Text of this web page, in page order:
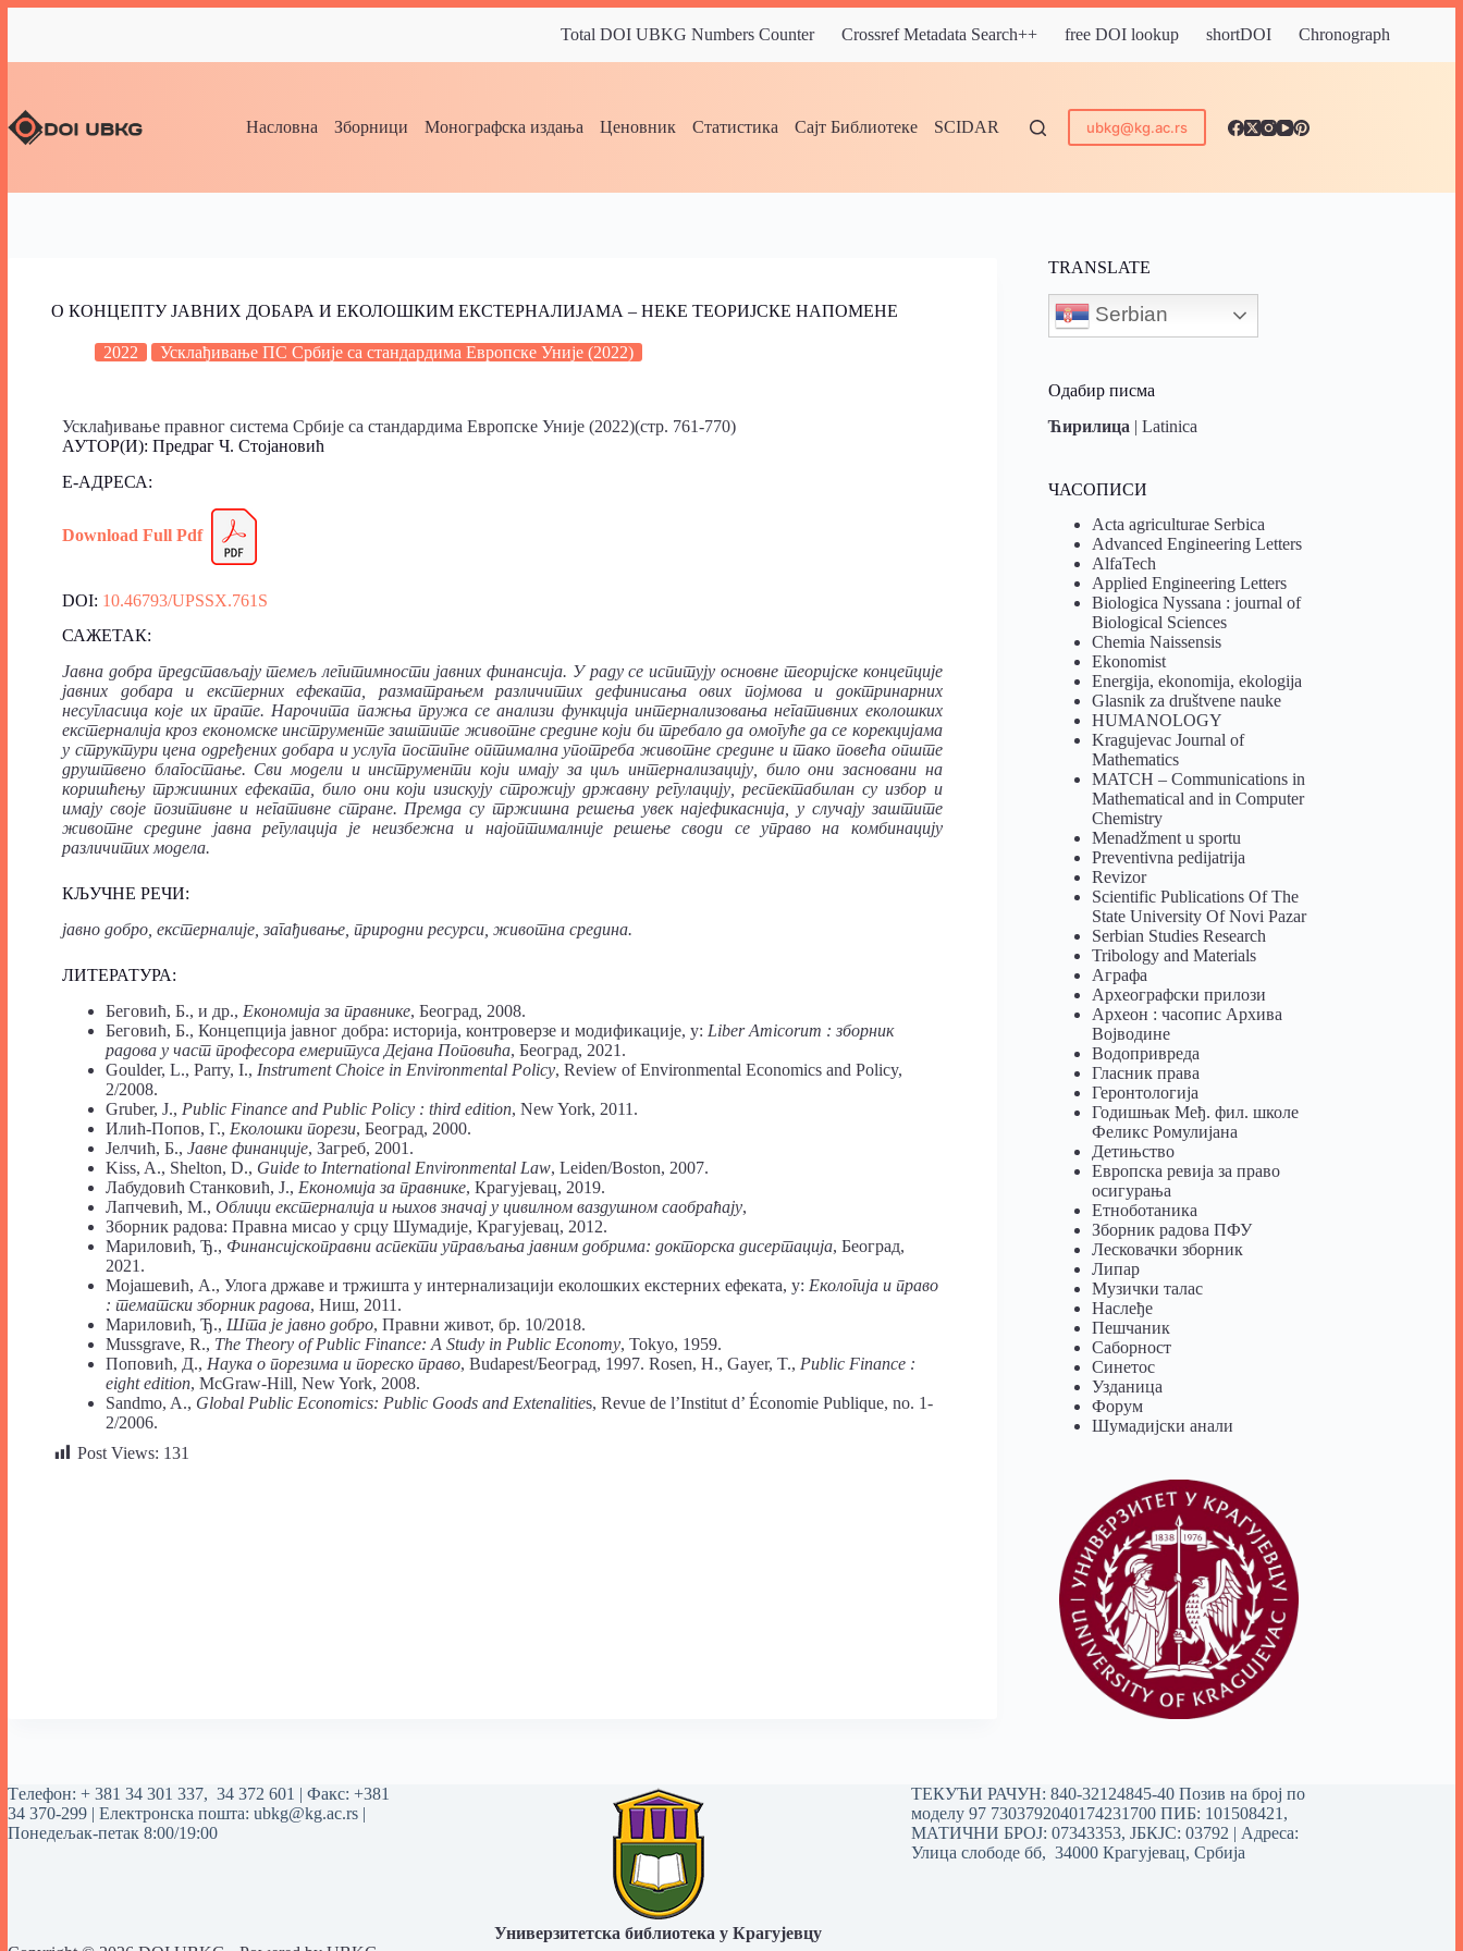
Total DOI UBKG Numbers Counter Crossref Metadata Search++ free DOI lookup shortDOI Chronograph
Насловна Зборници Монографска издања Ценовник Статистика Сајт Библиотеке SCIDAR ubkg@kg.ac.rs
О КОНЦЕПТУ ЈАВНИХ ДОБАРА И ЕКОЛОШКИМ ЕКСТЕРНАЛИЈАМА – НЕКЕ ТЕОРИЈСКЕ НАПОМЕНЕ
2022 Усклађивање ПС Србије са стандардима Европске Уније (2022)
Усклађивање правног система Србије са стандардима Европске Уније (2022)(стр. 761-770)
АУТОР(И): Предраг Ч. Стојановић
Е-АДРЕСА:
Download Full Pdf
DOI: 10.46793/UPSSX.761S
САЖЕТАК:
Јавна добра представљају темељ легитимности јавних финансија. У раду се испитују основне теоријске концепције
јавних добара и екстерних ефеката, разматрањем различитих дефинисања ових појмова и доктринарних
несугласица које их прате. Нарочита пажња пружа се анализи функција интернализовања негативних еколошких
екстерналија кроз економске инструменте заштите животне средине који би требало да омогуће да се корекцијама
у структури цена одређених добара и услуга постигне оптимална употреба животне средине и тако повећа опште
друштвено благостање. Сви модели и инструменти који имају за циљ интернализацију, било они засновани на
коришћењу тржишних ефеката, било они који изискују строжију државну регулацију, респектабилан су избор и
имају своје позитивне и негативне стране. Премда су тржишна решења увек најефикаснија, у случају заштите
животне средине јавна регулација је неизбежна и најоптималније решење своди се управо на комбинацију
различитих модела.
КЉУЧНЕ РЕЧИ:
јавно добро, екстерналије, загађивање, природни ресурси, животна средина.
ЛИТЕРАТУРА:
Беговић, Б., и др., Економија за правнике, Београд, 2008.
Беговић, Б., Концепција јавног добра: историја, контроверзе и модификације, у: LiberAmicorum : зборник
радова у част професора емеритуса Дејана Поповића, Београд, 2021.
Goulder, L., Parry, I., Instrument Choice in Environmental Policy, Review of Environmental Economics and Policy,
2/2008.
Gruber, J., Public Finance and Public Policy : third edition, New York, 2011.
Илић-Попов, Г., Еколошки порези, Београд, 2000.
Јелчић, Б., Јавне финанције, Загреб, 2001.
Kiss, A., Shelton, D., Guide to International Environmental Law, Leiden/Boston, 2007.
Лабудовић Станковић, Ј., Економија за правнике, Крагујевац, 2019.
Лапчевић, М., Облици екстерналија и њихов значај у цивилном ваздушном саобраћају,
Зборник радова: Правна мисао у срцу Шумадије, Крагујевац, 2012.
Мариловић, Ђ., Финансијскоправни аспекти управљања јавним добрима: докторска дисертација, Београд,
2021.
Мојашевић, А., Улога државе и тржишта у интернализацији еколошких екстерних ефеката, у: Екологија и право
: тематски зборник радова, Ниш, 2011.
Мариловић, Ђ., Шта је јавно добро, Правни живот, бр. 10/2018.
Mussgrave, R., The Theory of Public Finance: A Study in Public Economy, Tokyo, 1959.
Поповић, Д., Наука о порезима и пореско право, Budapest/Београд, 1997. Rosen, H., Gayer, T., Public Finance :
eight edition, McGraw-Hill, New York, 2008.
Sandmo, A., Global Public Economics: Public Goods and Extenalities, Revue de l’Institut d’ Économie Publique, no. 1-
2/2006.
Post Views: 131
TRANSLATE
Serbian
Одабир писма
Ћирилица |Latinica
ЧАСОПИСИ
Acta agriculturae Serbica
Advanced Engineering Letters
AlfaTech
Applied Engineering Letters
Biologica Nyssana : journal of
Biological Sciences
Chemia Naissensis
Ekonomist
Energija, ekonomija, ekologija
Glasnik za društvene nauke
HUMANOLOGY
Kragujevac Journal of
Mathematics
MATCH – Communications in
Mathematical and in Computer
Chemistry
Menadžment u sportu
Preventivna pedijatrija
Revizor
Scientific Publications Of The
State University Of Novi Pazar
Serbian Studies Research
Tribology and Materials
Аграфа
Археографски прилози
Археон : часопис Архива
Војводине
Водопривреда
Гласник права
Геронтологија
Годишњак Међ. фил. школе
Феликс Ромулијана
Детињство
Европска ревија за право
осигурања
Eтноботаника
Зборник радова ПФУ
Лесковачки зборник
Липар
Музички талас
Наслеђе
Пешчаник
Саборност
Синетос
Узданица
Форум
Шумадијски анали
Tелефон: + 381 34 301 337, 34 372 601 | Факс: +381
34 370-299 | Електронска пошта: ubkg@kg.ac.rs |
Понедељак-петак 8:00/19:00
Универзитетска библиотека у Крагујевцу
ТЕКУЋИ РАЧУН: 840-32124845-40 Позив на број по
моделу 97 7303792040174231700ПИБ: 101508421,
МАТИЧНИ БРОЈ: 07343353, ЈБКЈС: 03792 | Aдреса:
Улица слободе бб, 34000 Крагујевац, Србија